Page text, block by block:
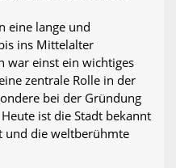
eine lange und
ins Mittelalter
war einst ein wichtiges
zentrale Rolle in der
bei der Gründung
ist die Stadt bekannt
und die weltberühmte